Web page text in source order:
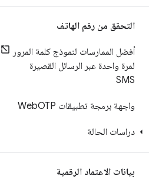
التحقق من رقم الهاتف
أفضل الممارسات لنموذج كلمة المرور
لمرة واحدة عبر الرسائل القصيرة
SMS
واجهة برمجة تطبيقات Web OTP
دراسات الحالة
بيانات الاعتماد الرقمية